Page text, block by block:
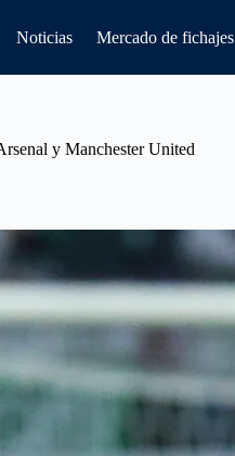
Noticias Mercado de fichajes
y Manchester United